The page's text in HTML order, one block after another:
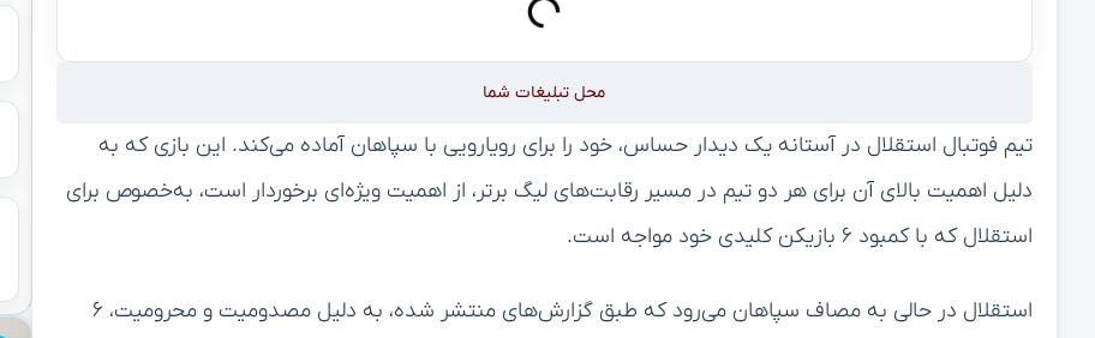
محل تبلیغات شما
تیم فوتبال استقلال در آستانه یک دیدار حساس، خود را برای رویارویی با سپاهان آماده می‌کند. این بازی که به
دلیل اهمیت بالای آن برای هر دو تیم در مسیر رقابت‌های لیگ برتر، از اهمیت ویژه‌ای برخوردار است، به‌خصوص برای
استقلال که با کمبود ۶ بازیکن کلیدی خود مواجه است.
استقلال در حالی به مصاف سپاهان می‌رود که طبق گزارش‌های منتشر شده، به دلیل مصدومیت و محرومیت، ۶